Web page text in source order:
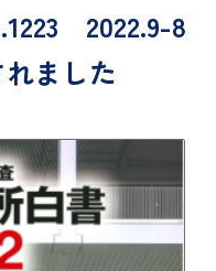
2022.9-8
ました